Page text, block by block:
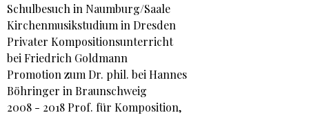
Schulbesuch in Naumburg/Saale
Kirchenmusikstudium in Dresden
Privater Kompositionsunterricht
bei Friedrich Goldmann
Promotion zum Dr. phil. bei Hannes
Böhringer in Braunschweig
2008 - 2018 Prof. für Komposition,